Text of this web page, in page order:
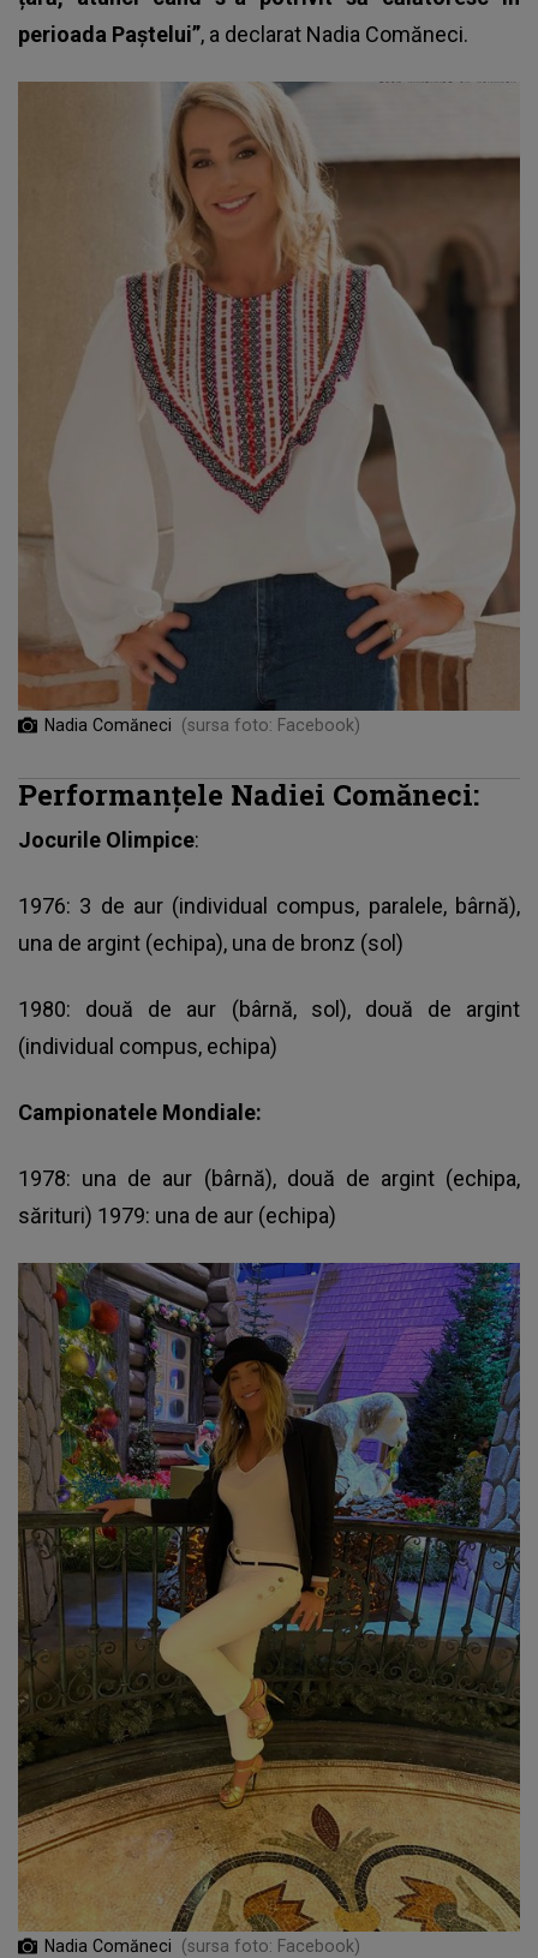
perioada Paștelui”, a declarat Nadia Comăneci.
Nadia Comăneci (sursa foto: Facebook)
Performanțele Nadiei Comăneci:
Jocurile Olimpice:
1976: 3 de aur (individual compus, paralele, bârnă),
una de argint (echipa), una de bronz (sol)
1980: două de aur (bârnă, sol), două de argint
(individual compus, echipa)
Campionatele Mondiale:
1978: una de aur (bârnă), două de argint (echipa,
sărituri) 1979: una de aur (echipa)
Nadia Comăneci (sursa foto: Facebook)